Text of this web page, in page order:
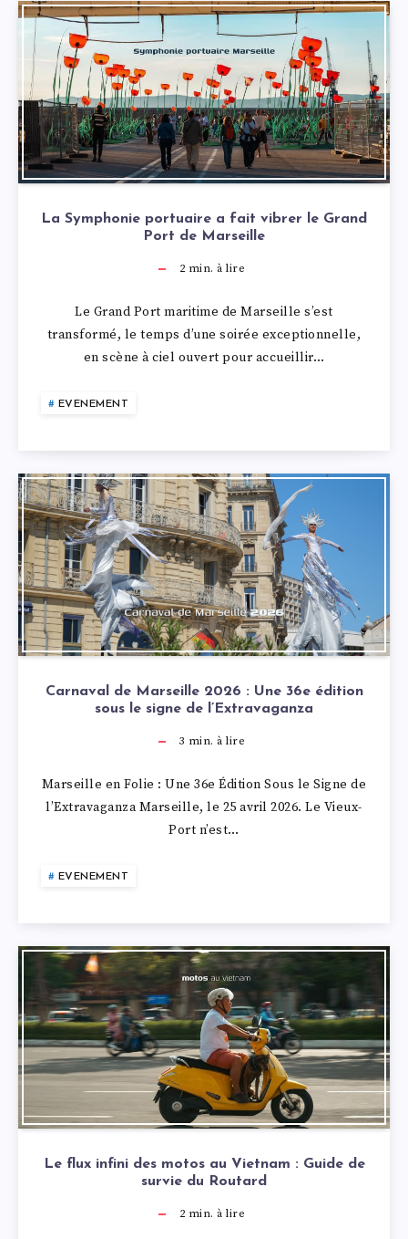
La Symphonie portuaire a fait vibrer le Grand
Port de Marseille
2 min. à lire
Le Grand Port maritime de Marseille s’est
transformé, le temps d’une soirée exceptionnelle,
en scène à ciel ouvert pour accueillir…
EVENEMENT
Carnaval de Marseille 2026 : Une 36e édition
sous le signe de l’Extravaganza
3 min. à lire
Marseille en Folie : Une 36e Édition Sous le Signe de
l’Extravaganza Marseille, le 25 avril 2026. Le Vieux-
Port n’est…
EVENEMENT
Le flux infini des motos au Vietnam : Guide de
survie du Routard
2 min. à lire